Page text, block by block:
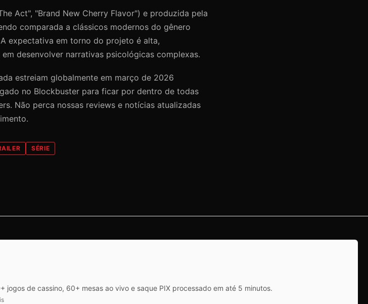
Act", "Brand New Cherry Flavor") e produzida pela
comparada a clássicos modernos do gênero
expectativa em torno do projeto é alta,
desenvolver narrativas psicológicas complexas.
estreiam globalmente em março de 2026
no Blockbuster para ficar por dentro de todas
Não perca nossas reviews e notícias atualizadas
SÉRIE
de cassino, 60+ mesas ao vivo e saque PIX processado em até 5 minutos.